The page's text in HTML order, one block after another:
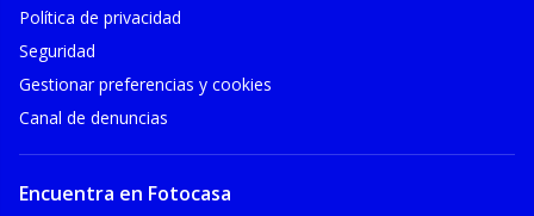
Política de privacidad
Seguridad
Gestionar preferencias y cookies
Canal de denuncias
Encuentra en Fotocasa